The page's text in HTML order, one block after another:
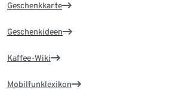
Geschenkkarte
Geschenkideen
Kaffee-Wiki
Mobilfunklexikon